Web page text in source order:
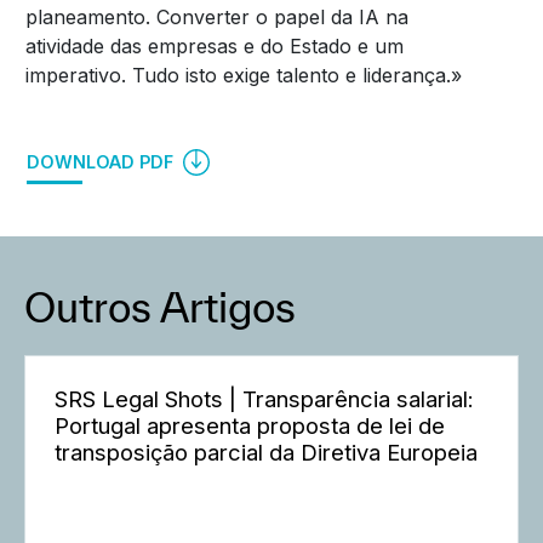
planeamento. Converter o papel da IA na
atividade das empresas e do Estado e um
imperativo. Tudo isto exige talento e liderança.»
DOWNLOAD PDF
Outros Artigos
SRS Legal Shots | Transparência salarial:
Portugal apresenta proposta de lei de
transposição parcial da Diretiva Europeia